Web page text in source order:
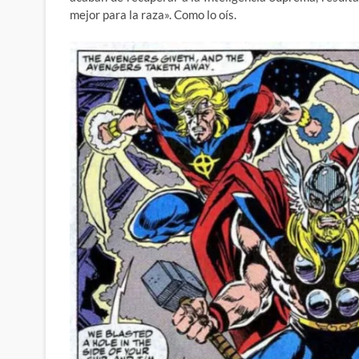
mejor para la raza». Como lo oís.